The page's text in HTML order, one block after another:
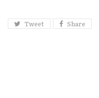
Tweet Share